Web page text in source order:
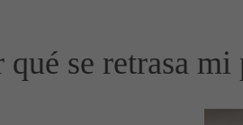
qué se retrasa